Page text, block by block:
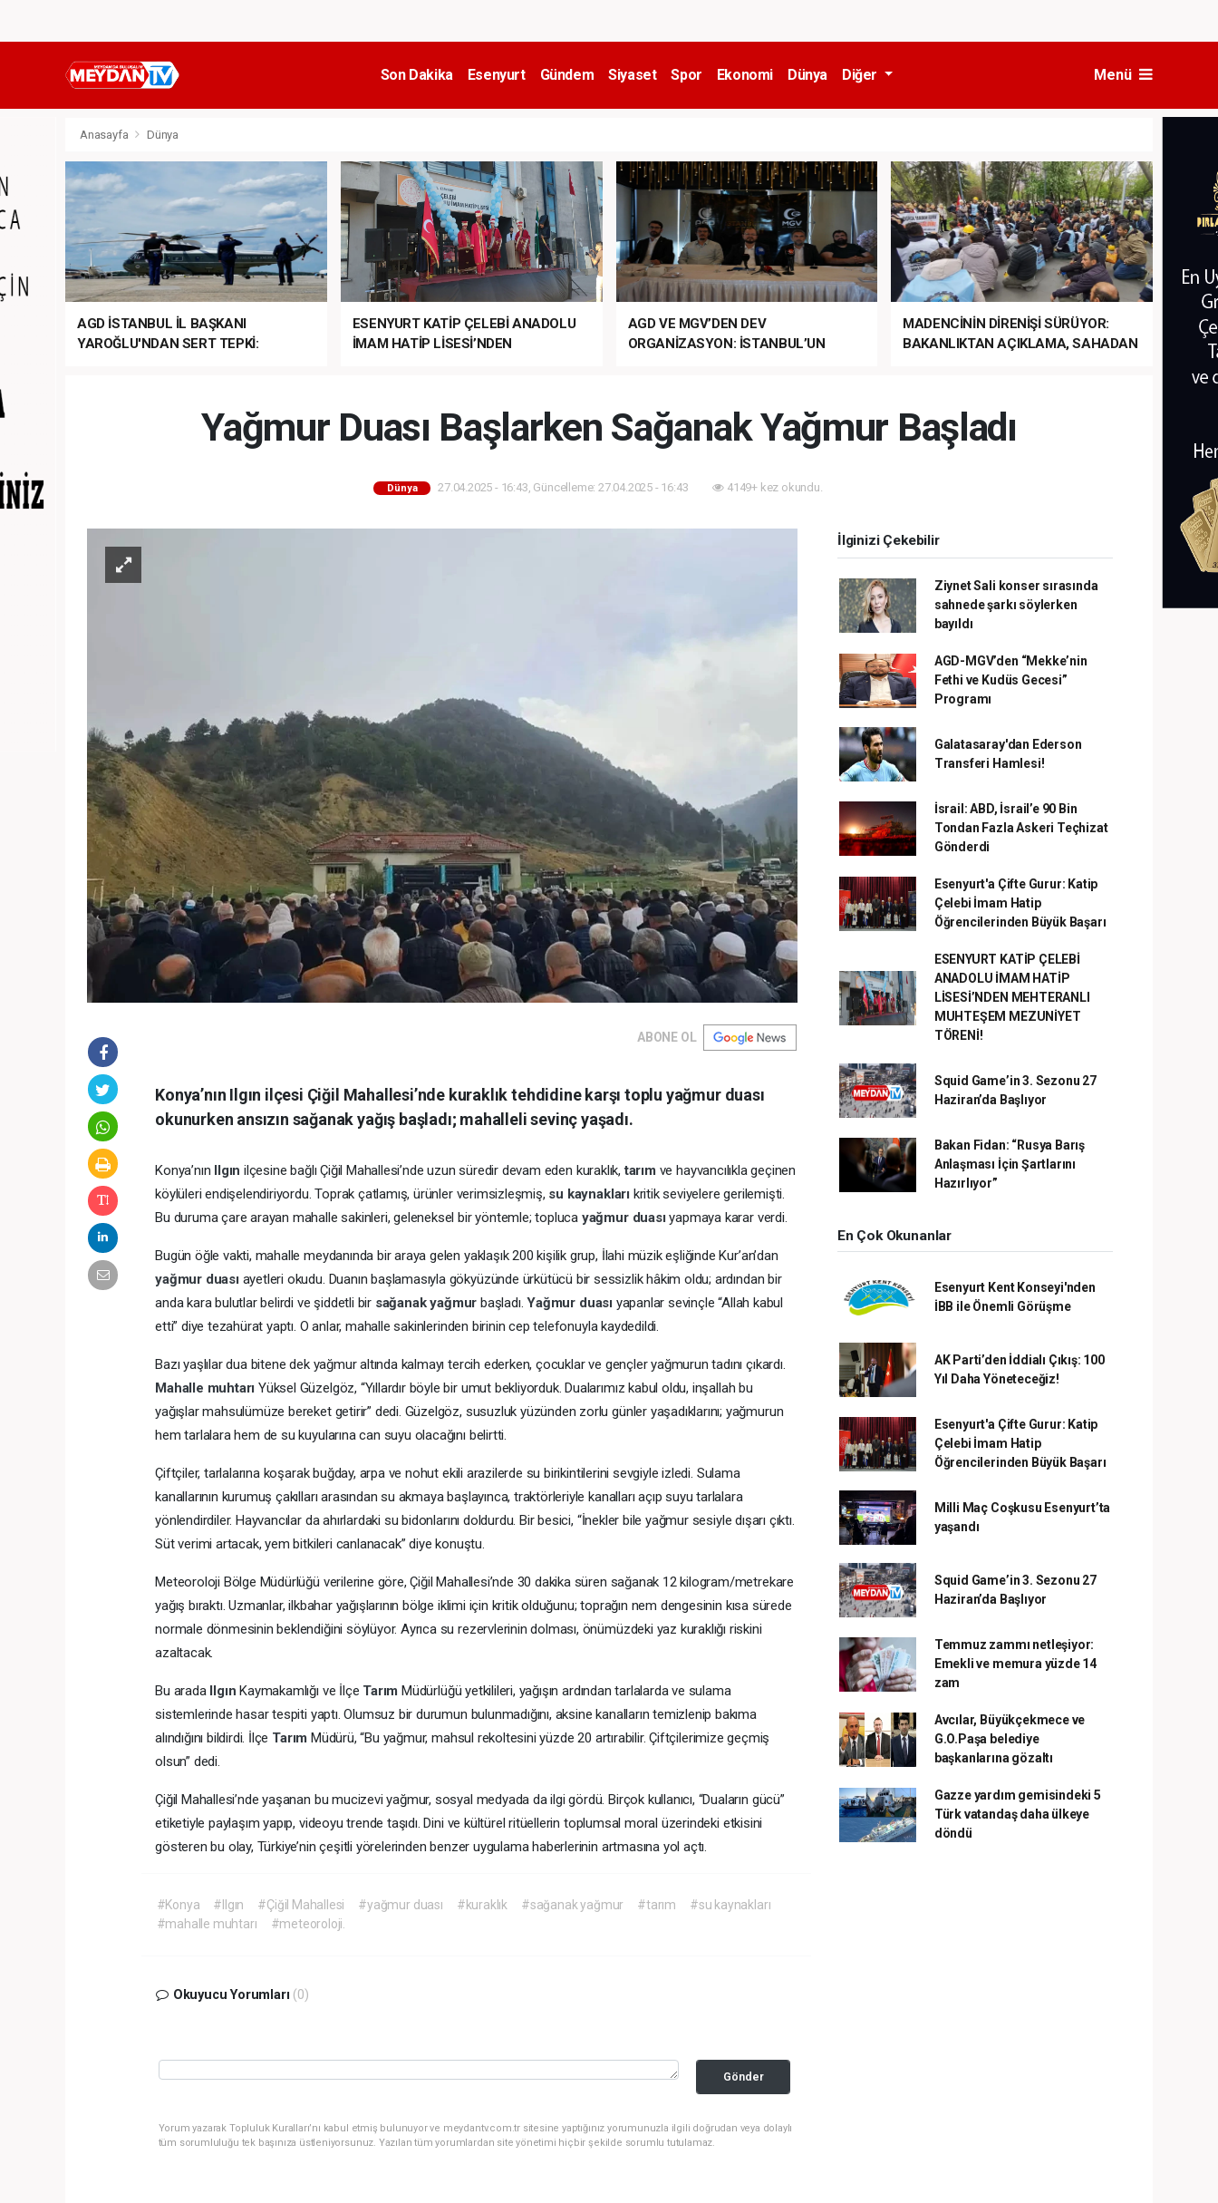
Son Dakika Esenyurt Gündem Siyaset Spor Ekonomi Dünya Diğer Menü
Anasayfa Dünya
AGD İSTANBUL İL BAŞKANI
YAROĞLU'NDAN SERT TEPKİ:
ESENYURT KATİP ÇELEBİ ANADOLU
İMAM HATİP LİSESİ’NDEN
AGD VE MGV’DEN DEV
ORGANİZASYON: İSTANBUL’UN
MADENCİNİN DİRENİŞİ SÜRÜYOR:
BAKANLIKTAN AÇIKLAMA, SAHADAN
Yağmur Duası Başlarken Sağanak Yağmur Başladı
Dünya 27.04.2025 - 16:43, Güncelleme: 27.04.2025 - 16:43 4149+ kez okundu.
ABONE OL
Konya’nın Ilgın ilçesi Çiğil Mahallesi’nde kuraklık tehdidine karşı toplu yağmur duası
okunurken ansızın sağanak yağış başladı; mahalleli sevinç yaşadı.
Konya’nın Ilgınilçesine bağlı Çiğil Mahallesi’nde uzun süredir devam eden kuraklık,tarım ve hayvancılıkla geçinen
köylüleri endişelendiriyordu. Toprak çatlamış, ürünler verimsizleşmiş, su kaynakları kritik seviyelere gerilemişti.
Bu duruma çare arayan mahalle sakinleri, geleneksel bir yöntemle; topluca yağmur duasıyapmaya karar verdi.
Bugün öğle vakti, mahalle meydanında bir araya gelen yaklaşık 200 kişilik grup, İlahi müzik eşliğinde Kur’an’dan
yağmur duası ayetleri okudu. Duanın başlamasıyla gökyüzünde ürkütücü bir sessizlik hâkim oldu; ardından bir
anda kara bulutlar belirdi ve şiddetli bir sağanak yağmur başladı.Yağmur duası yapanlar sevinçle “Allah kabul
etti” diye tezahürat yaptı. O anlar, mahalle sakinlerinden birinin cep telefonuyla kaydedildi.
Bazı yaşlılar dua bitene dek yağmur altında kalmayı tercih ederken, çocuklar ve gençler yağmurun tadını çıkardı.
Mahalle muhtarıYüksel Güzelgöz, “Yıllardır böyle bir umut bekliyorduk. Dualarımız kabul oldu, inşallah bu
yağışlar mahsulümüze bereket getirir” dedi. Güzelgöz, susuzluk yüzünden zorlu günler yaşadıklarını; yağmurun
hem tarlalara hem de su kuyularına can suyu olacağını belirtti.
Çiftçiler, tarlalarına koşarak buğday, arpa ve nohut ekili arazilerde su birikintilerini sevgiyle izledi. Sulama
kanallarının kurumuş çakılları arasından su akmaya başlayınca, traktörleriyle kanalları açıp suyu tarlalara
yönlendirdiler. Hayvancılar da ahırlardaki su bidonlarını doldurdu. Bir besici, “İnekler bile yağmur sesiyle dışarı çıktı.
Süt verimi artacak, yem bitkileri canlanacak” diye konuştu.
Meteoroloji Bölge Müdürlüğü verilerine göre, Çiğil Mahallesi’nde 30 dakika süren sağanak 12 kilogram/metrekare
yağış bıraktı. Uzmanlar, ilkbahar yağışlarının bölge iklimi için kritik olduğunu; toprağın nem dengesinin kısa sürede
normale dönmesinin beklendiğini söylüyor. Ayrıca su rezervlerinin dolması, önümüzdeki yaz kuraklığı riskini
azaltacak.
Bu arada IlgınKaymakamlığı ve İlçe TarımMüdürlüğü yetkilileri, yağışın ardından tarlalarda ve sulama
sistemlerinde hasar tespiti yaptı. Olumsuz bir durumun bulunmadığını, aksine kanalların temizlenip bakıma
alındığını bildirdi. İlçe Tarım Müdürü, “Bu yağmur, mahsul rekoltesini yüzde 20 artırabilir. Çiftçilerimize geçmiş
olsun” dedi.
Çiğil Mahallesi’nde yaşanan bu mucizevi yağmur, sosyal medyada da ilgi gördü. Birçok kullanıcı, “Duaların gücü”
etiketiyle paylaşım yapıp, videoyu trende taşıdı. Dini ve kültürel ritüellerin toplumsal moral üzerindeki etkisini
gösteren bu olay, Türkiye’nin çeşitli yörelerinden benzer uygulama haberlerinin artmasına yol açtı.
#Konya #Ilgın #Çiğil Mahallesi #yağmur duası #kuraklık #sağanak yağmur #tarım
#su kaynakları
#mahalle muhtarı
#meteoroloji.
Okuyucu Yorumları (0)
Gönder
Yorum yazarak Topluluk Kuralları’nı kabul etmiş bulunuyor ve meydantv.com.tr sitesine yaptığınız yorumunuzla ilgili doğrudan veya dolaylı
tüm sorumluluğu tek başınıza üstleniyorsunuz. Yazılan tüm yorumlardan site yönetimi hiçbir şekilde sorumlu tutulamaz.
İlginizi Çekebilir
Ziynet Sali konser sırasında
sahnede şarkı söylerken
bayıldı
AGD-MGV’den “Mekke’nin
Fethi ve Kudüs Gecesi”
Programı
Galatasaray'dan Ederson
Transferi Hamlesi!
İsrail: ABD, İsrail’e 90 Bin
Tondan Fazla Askeri Teçhizat
Gönderdi
Esenyurt'a Çifte Gurur: Katip
Çelebi İmam Hatip
Öğrencilerinden Büyük Başarı
ESENYURT KATİP ÇELEBİ
ANADOLU İMAM HATİP
LİSESİ’NDEN MEHTERANLI
MUHTEŞEM MEZUNİYET
TÖRENİ!
Squid Game’in 3. Sezonu 27
Haziran’da Başlıyor
Bakan Fidan: “Rusya Barış
Anlaşması İçin Şartlarını
Hazırlıyor”
En Çok Okunanlar
Esenyurt Kent Konseyi'nden
İBB ile Önemli Görüşme
AK Parti’den İddialı Çıkış: 100
Yıl Daha Yöneteceğiz!
Esenyurt'a Çifte Gurur: Katip
Çelebi İmam Hatip
Öğrencilerinden Büyük Başarı
Milli Maç Coşkusu Esenyurt’ta
yaşandı
Squid Game’in 3. Sezonu 27
Haziran’da Başlıyor
Temmuz zammı netleşiyor:
Emekli ve memura yüzde 14
zam
Avcılar, Büyükçekmece ve
G.O.Paşa belediye
başkanlarına gözaltı
Gazze yardım gemisindeki 5
Türk vatandaş daha ülkeye
döndü